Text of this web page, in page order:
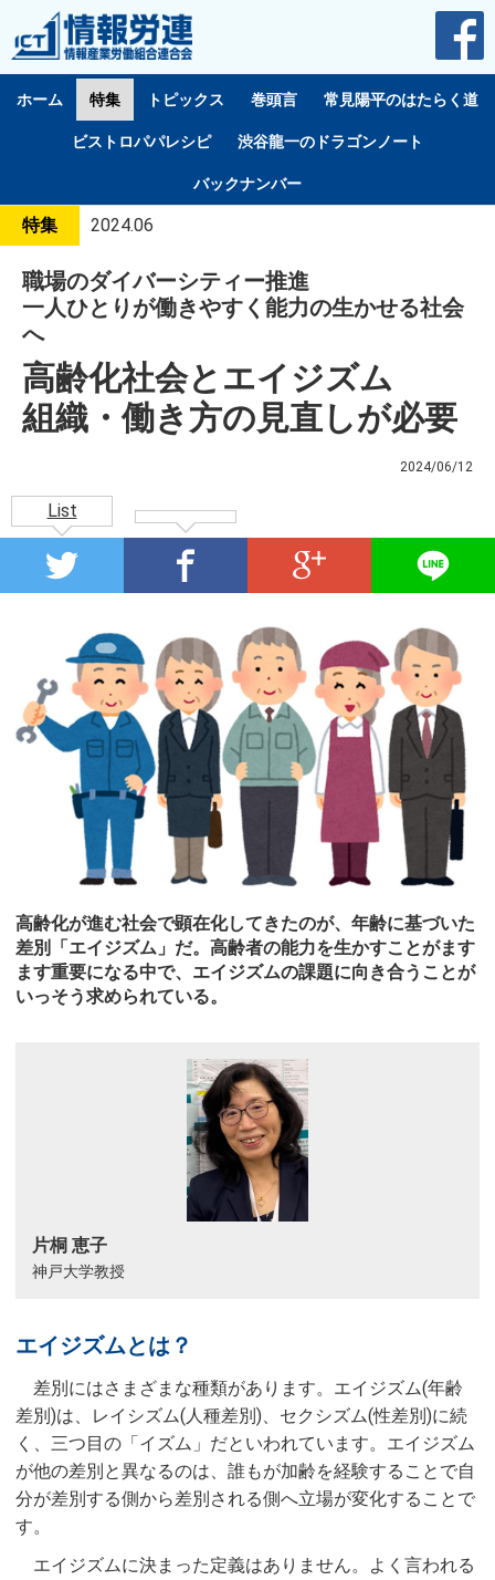
ホーム 特集 トピックス 巻頭言 常見陽平のはたらく道
ビストロパパレシピ 渋谷龍一のドラゴンノート
バックナンバー
特集 2024.06
職場のダイバーシティー推進
一人ひとりが働きやすく能力の生かせる社会
へ
高齢化社会とエイジズム
組織・働き方の見直しが必要
2024/06/12
List
高齢化が進む社会で顕在化してきたのが、年齢に基づいた
差別「エイジズム」だ。高齢者の能力を生かすことがます
ます重要になる中で、エイジズムの課題に向き合うことが
いっそう求められている。
片桐 恵子
神戸大学教授
エイジズムとは？
差別にはさまざまな種類があります。エイジズム(年齢
差別)は、レイシズム(人種差別)、セクシズム(性差別)に続
く、三つ目の「イズム」だといわれています。エイジズム
が他の差別と異なるのは、誰もが加齢を経験することで自
分が差別する側から差別される側へ立場が変化することで
す。
エイジズムに決まった定義はありません。よく言われる